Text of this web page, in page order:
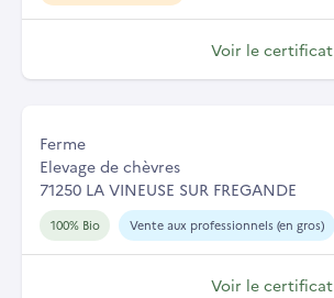
Voir le certificat
Ferme
Elevage de chèvres
71250 LA VINEUSE SUR FREGANDE
100% Bio Vente aux professionnels (en gros)
Voir le certificat